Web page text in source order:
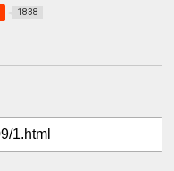
1838